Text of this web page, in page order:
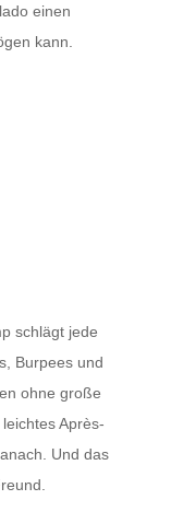
einen
kann.
schlägt jede
Burpees und
ohne große
Après-
Und das